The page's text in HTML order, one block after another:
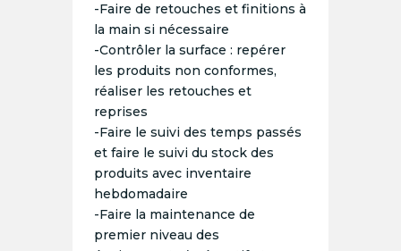
-Faire de retouches et finitions à
la main si nécessaire
-Contrôler la surface : repérer
les produits non conformes,
réaliser les retouches et
reprises
-Faire le suivi des temps passés
et faire le suivi du stock des
produits avec inventaire
hebdomadaire
-Faire la maintenance de
premier niveau des